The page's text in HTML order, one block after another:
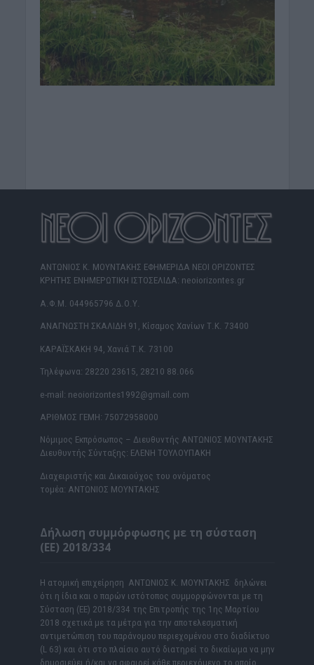
ΑΝΤΩΝΙΟΣ Κ. ΜΟΥΝΤΑΚΗΣ ΕΦΗΜΕΡΙΔΑ ΝΕΟΙ ΟΡΙΖΟΝΤΕΣ
ΚΡΗΤΗΣ ΕΝΗΜΕΡΩΤΙΚΗ ΙΣΤΟΣΕΛΙΔΑ: neoiorizontes.gr
Α.Φ.Μ. 044965796 Δ.Ο.Υ.
ΑΝΑΓΝΩΣΤΗ ΣΚΑΛΙΔΗ 91, Κίσαμος Χανίων Τ.Κ. 73400
ΚΑΡΑΪΣΚΑΚΗ 94, Χανιά Τ.Κ. 73100
Τηλέφωνα: 28220 23615, 28210 88.066
e-mail: neoiorizontes1992@gmail.com
ΑΡΙΘΜΟΣ ΓΕΜΗ: 75072958000
Νόμιμος Εκπρόσωπος – Διευθυντής ΑΝΤΩΝΙΟΣ ΜΟΥΝΤΑΚΗΣ
Διευθυντής Σύνταξης: ΕΛΕΝΗ ΤΟΥΛΟΥΠΑΚΗ
Διαχειριστής και Δικαιούχος του ονόματος
τομέα: ΑΝΤΩΝΙΟΣ ΜΟΥΝΤΑΚΗΣ
Δήλωση συμμόρφωσης με τη σύσταση
(ΕΕ) 2018/334
Η ατομική επιχείρηση ΑΝΤΩΝΙΟΣ Κ. ΜΟΥΝΤΑΚΗΣ δηλώνει
ότι η ίδια και ο παρών ιστότοπος συμμορφώνονται με τη
Σύσταση (ΕΕ) 2018/334 της Επιτροπής της 1ης Μαρτίου
2018 σχετικά με τα μέτρα για την αποτελεσματική
αντιμετώπιση του παράνομου περιεχομένου στο διαδίκτυο
(L 63) και ότι στο πλαίσιο αυτό διατηρεί το δικαίωμα να μην
δημοσιεύει ή/και να αφαιρεί κάθε περιεχόμενο το οποίο